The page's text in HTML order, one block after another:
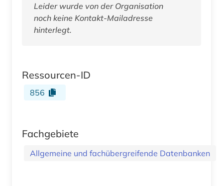
Leider wurde von der Organisation
noch keine Kontakt-Mailadresse
hinterlegt.
Ressourcen-ID
856
Fachgebiete
Allgemeine und fachübergreifende Datenbanken